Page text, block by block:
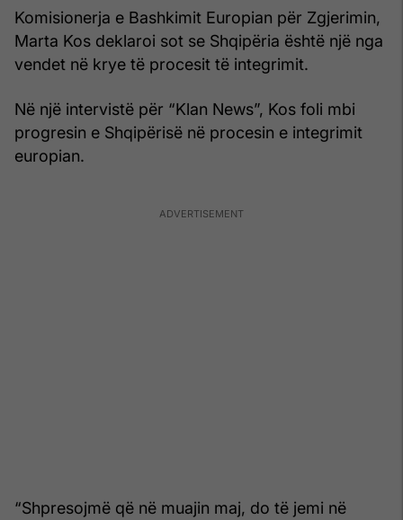
Komisionerja e Bashkimit Europian për Zgjerimin,
Marta Kos deklaroi sot se Shqipëria është një nga
vendet në krye të procesit të integrimit.
Në një intervistë për “Klan News”, Kos foli mbi
progresin e Shqipërisë në procesin e integrimit
europian.
“Shpresojmë që në muajin maj, do të jemi në